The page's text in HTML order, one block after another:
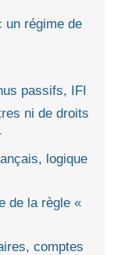
un régime de
passifs, IFI
ni de droits
logique
de la règle «
comptes